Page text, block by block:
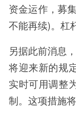
资金运作，募
不能再续)。杠
另据此前消息
将迎来新的规
实时可用调整
制。这项措施